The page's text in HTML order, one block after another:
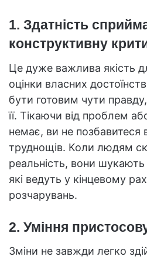
1. Здатність
конструктивну
Це дуже важлива якість
оцінки власних достоїнств
бути готовим чути
її. Тікаючи від проблем
немає, ви не позбавитеся
труднощів. Коли людям
реальність, вони шукають
які ведуть у кінцевому
розчарувань.
2. Уміння
Зміни не завжди легко